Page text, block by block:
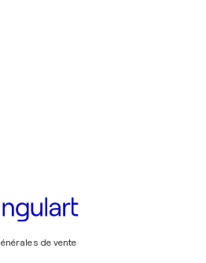
de vente